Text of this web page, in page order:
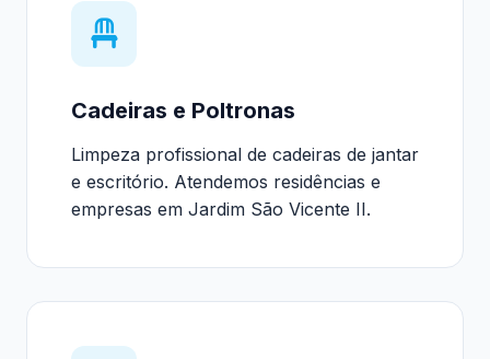
Cadeiras e Poltronas
Limpeza profissional de cadeiras de jantar
e escritório. Atendemos residências e
empresas em Jardim São Vicente II.